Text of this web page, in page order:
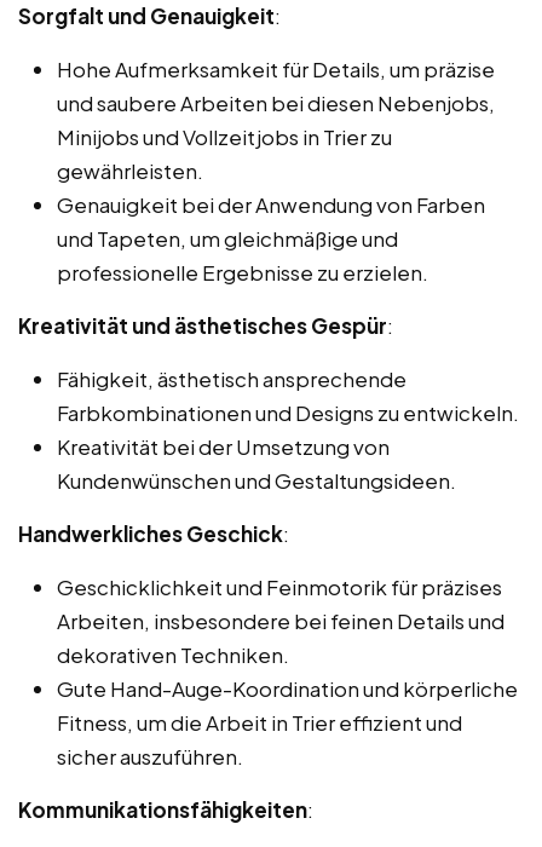
Sorgfalt und Genauigkeit:
Hohe Aufmerksamkeit für Details, um präzise
und saubere Arbeiten bei diesen Nebenjobs,
Minijobs und Vollzeitjobs in Trier zu
gewährleisten.
Genauigkeit bei der Anwendung von Farben
und Tapeten, um gleichmäßige und
professionelle Ergebnisse zu erzielen.
Kreativität und ästhetisches Gespür:
Fähigkeit, ästhetisch ansprechende
Farbkombinationen und Designs zu entwickeln.
Kreativität bei der Umsetzung von
Kundenwünschen und Gestaltungsideen.
Handwerkliches Geschick:
Geschicklichkeit und Feinmotorik für präzises
Arbeiten, insbesondere bei feinen Details und
dekorativen Techniken.
Gute Hand-Auge-Koordination und körperliche
Fitness, um die Arbeit in Trier effizient und
sicher auszuführen.
Kommunikationsfähigkeiten: